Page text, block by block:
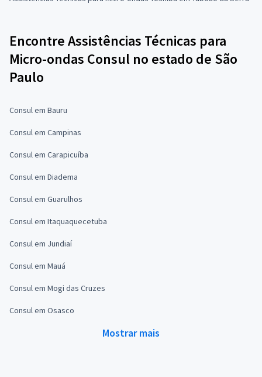
Encontre Assistências Técnicas para
Micro-ondas Consul no estado de São
Paulo
Consul em Bauru
Consul em Campinas
Consul em Carapicuíba
Consul em Diadema
Consul em Guarulhos
Consul em Itaquaquecetuba
Consul em Jundiaí
Consul em Mauá
Consul em Mogi das Cruzes
Consul em Osasco
Mostrar mais